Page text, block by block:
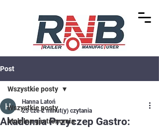
Post
Wszystkie posty
Mobilna gastronomia
Wszystkie posty
Akademia Przyczep Gastro:
Hanna Latoń
25 cze 2 minut(y) czytania